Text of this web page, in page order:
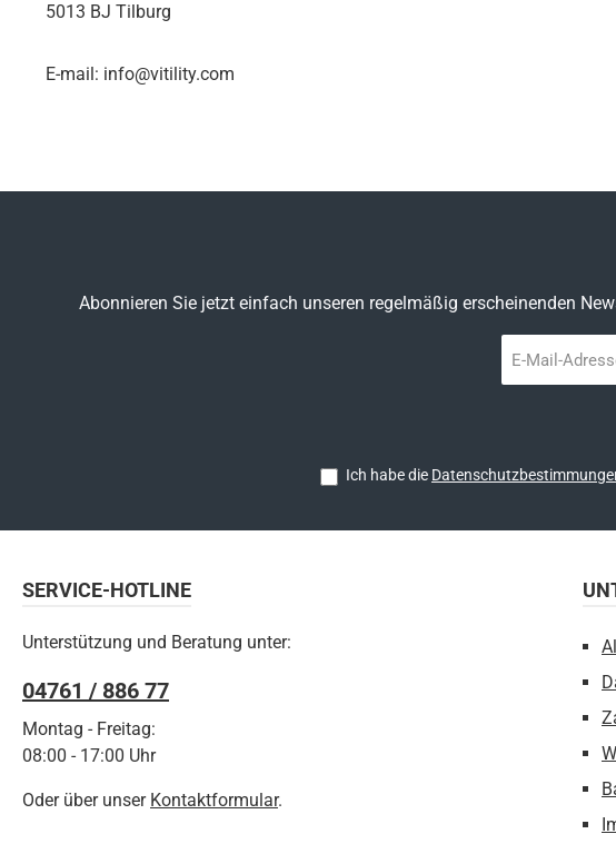
5013 BJ Tilburg
E-mail: info@vitility.com
Abonnieren Sie jetzt einfach unseren regelmäßig erscheinenden
Mail-
Ich habe die
SERVICE-HOTLINE
Unterstützung und Beratung unter:
04761 / 886 77
Montag - Freitag:
08:00 - 17:00 Uhr
Oder über unser Kontaktformular.